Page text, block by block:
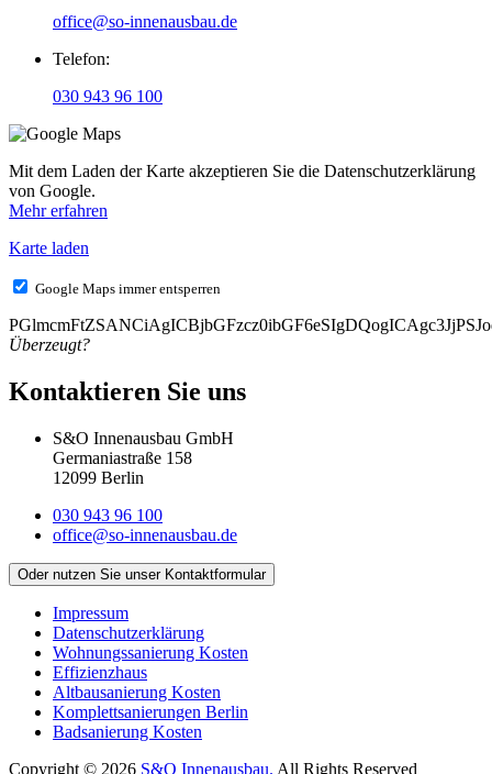
office@so-innenausbau.de
Telefon:
030 943 96 100
Mit dem Laden der Karte akzeptieren Sie die Datenschutzerklärung
von Google.
Mehr erfahren
Karte laden
Google Maps immer entsperren
Überzeugt?
Kontaktieren Sie uns
S&O Innenausbau GmbH
Germaniastraße 158
12099 Berlin
030 943 96 100
office@so-innenausbau.de
Oder nutzen Sie unser Kontaktformular
Impressum
Datenschutz­erklärung
Wohnungssanierung Kosten
Effizienzhaus
Altbausanierung Kosten
Komplettsanierungen Berlin
Badsanierung Kosten
Copyright © 2026 S&O Innenausbau. All Rights Reserved